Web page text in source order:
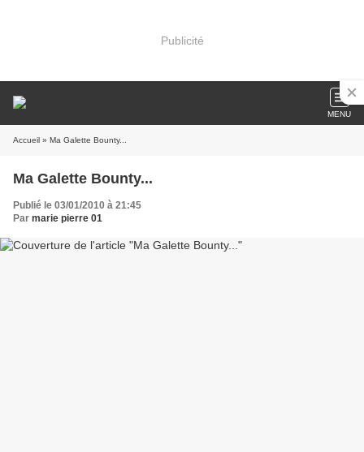
Publicité
MENU
Accueil » Ma Galette Bounty...
Ma Galette Bounty...
Publié le 03/01/2010 à 21:45
Par marie pierre 01